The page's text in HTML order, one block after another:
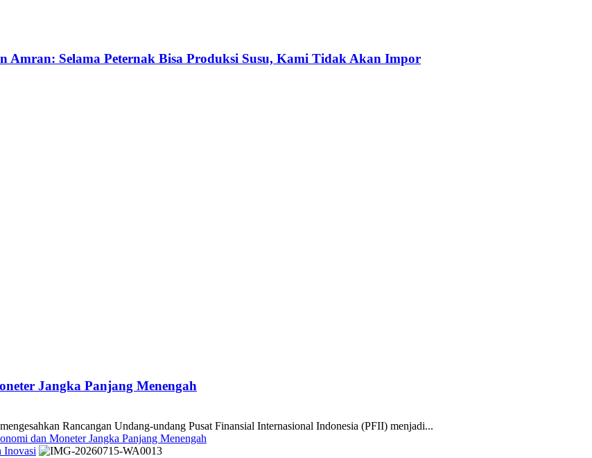
Amran: Selama Peternak Bisa Produksi Susu, Kami Tidak Akan Impor
Jangka Panjang Menengah
Rancangan Undang-undang Pusat Finansial Internasional Indonesia (PFII) menjadi...
dan Moneter Jangka Panjang Menengah
Inovasi